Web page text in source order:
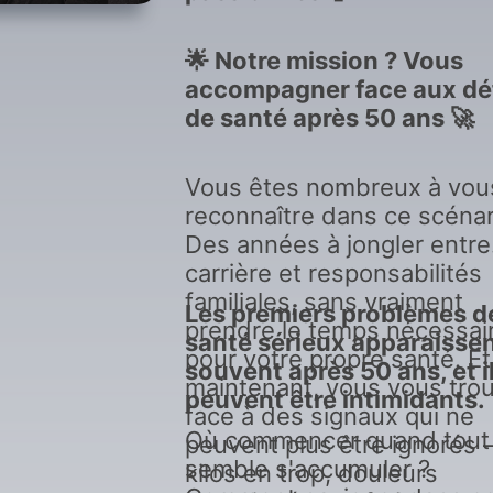
🌟 Notre mission ? Vous
accompagner face aux
de santé après 50 ans 🚀
Vous êtes nombreux à
reconnaître dans ce
Des années à jongler entre
carrière et responsabilités
familiales, sans vraiment
prendre le temps
pour votre propre santé. Et
maintenant, vous vous
face à des signaux qui ne
peuvent plus être ignorés
kilos en trop, douleurs
Les premiers problèmes
santé sérieux
souvent après 50 ans, et
peuvent être intimidants.
Où commencer quand tout
semble s'accumuler ?